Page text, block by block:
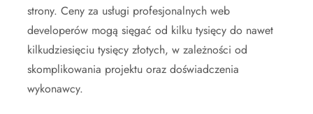
strony. Ceny za usługi profesjonalnych web
developerów mogą sięgać od kilku tysięcy do nawet
kilkudziesięciu tysięcy złotych, w zależności od
skomplikowania projektu oraz doświadczenia
wykonawcy.